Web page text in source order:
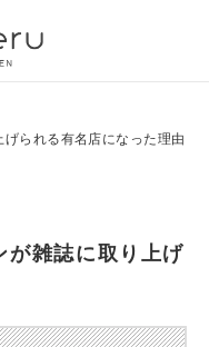
られる有名店になった理由
が雑誌に取り上げ